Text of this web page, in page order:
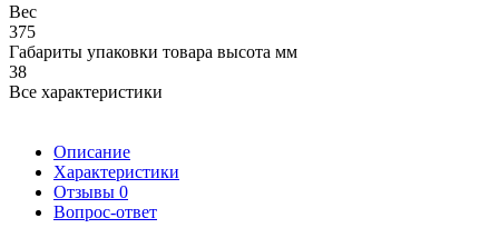
Вес
375
Габариты упаковки товара высота мм
38
Все характеристики
Описание
Характеристики
Отзывы 0
Вопрос-ответ